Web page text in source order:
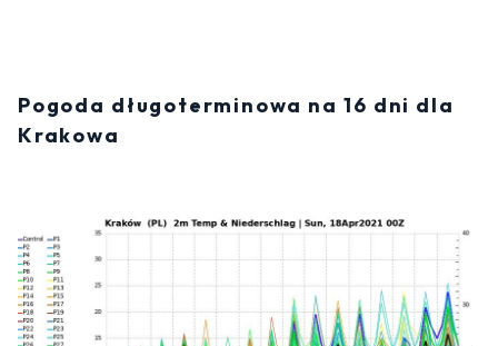
Pogoda długoterminowa na 16 dni dla
Krakowa